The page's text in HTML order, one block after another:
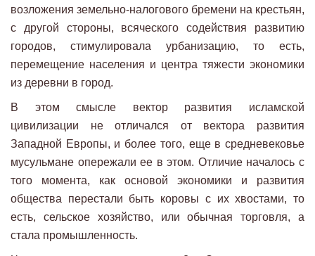
возложения земельно-налогового бремени на крестьян,
с другой стороны, всяческого содействия развитию
городов, стимулировала урбанизацию, то есть,
перемещение населения и центра тяжести экономики
из деревни в город.
В этом смысле вектор развития исламской
цивилизации не отличался от вектора развития
Западной Европы, и более того, еще в средневековье
мусульмане опережали ее в этом. Отличие началось с
того момента, как основой экономики и развития
общества перестали быть коровы с их хвостами, то
есть, сельское хозяйство, или обычная торговля, а
стала промышленность.